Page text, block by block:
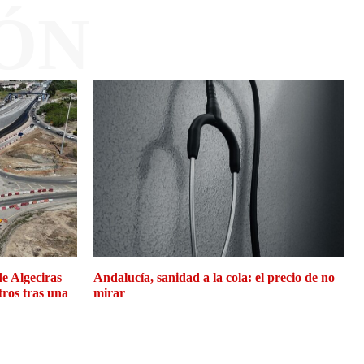
Algeciras
tras una
Andalucía, sanidad a la cola: el precio de no
mirar